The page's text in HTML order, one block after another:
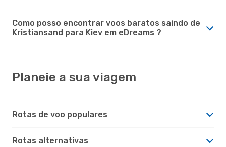
Como posso encontrar voos baratos saindo de
Kristiansand para Kiev em eDreams ?
Planeie a sua viagem
Rotas de voo populares
Rotas alternativas